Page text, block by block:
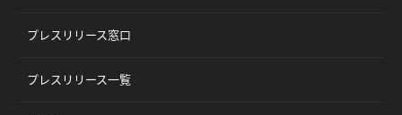
プレスリリース窓口
プレスリリース一覧